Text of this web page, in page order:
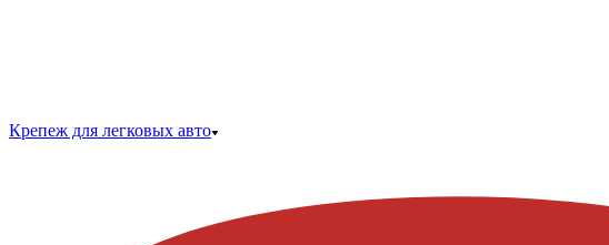
Крепеж для легковых авто